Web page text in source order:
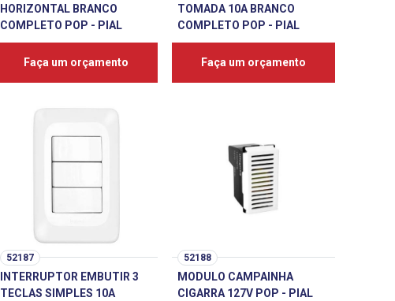
HORIZONTAL BRANCO
COMPLETO POP - PIAL
Faça um orçamento
TOMADA 10A BRANCO
COMPLETO POP - PIAL
Faça um orçamento
52187
INTERRUPTOR EMBUTIR 3
TECLAS SIMPLES 10A
52188
MODULO CAMPAINHA
CIGARRA 127V POP - PIAL